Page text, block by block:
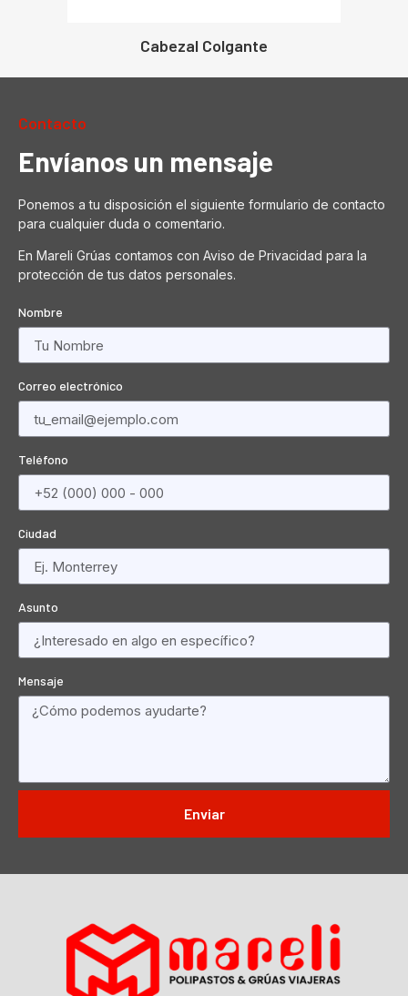
Cabezal Colgante
Contacto
Envíanos un mensaje
Ponemos a tu disposición el siguiente formulario de contacto
para cualquier duda o comentario.
En Mareli Grúas contamos con Aviso de Privacidad para la
protección de tus datos personales.
Nombre
Correo electrónico
Teléfono
Ciudad
Asunto
Mensaje
Enviar